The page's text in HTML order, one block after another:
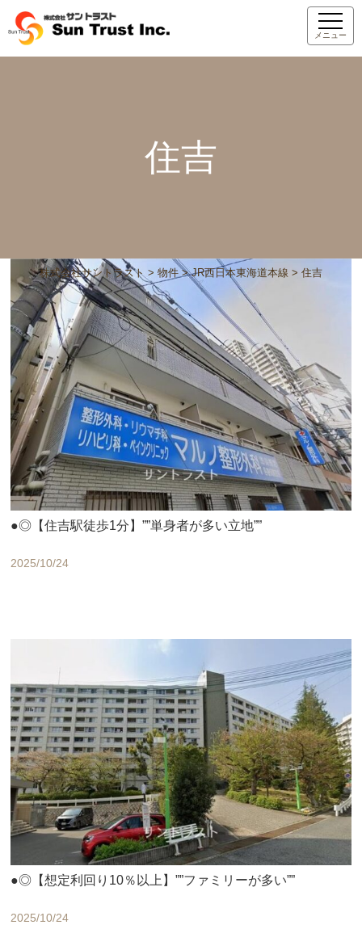
メニュー
住吉
株式会社サントラスト > 物件 >JR西日本東海道本線 > 住吉
●◎【住吉駅徒歩1分】””単身者が多い立地””
2025/10/24
●◎【想定利回り10％以上】””ファミリーが多い””
2025/10/24